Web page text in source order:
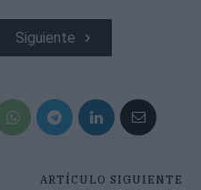
Siguiente
ARTÍCULO SIGUIENTE